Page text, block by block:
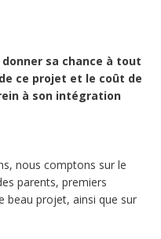
sa chance à tout
ce projet et le coût de
à son intégration
nous comptons sur le
parents, premiers
beau projet, ainsi que sur